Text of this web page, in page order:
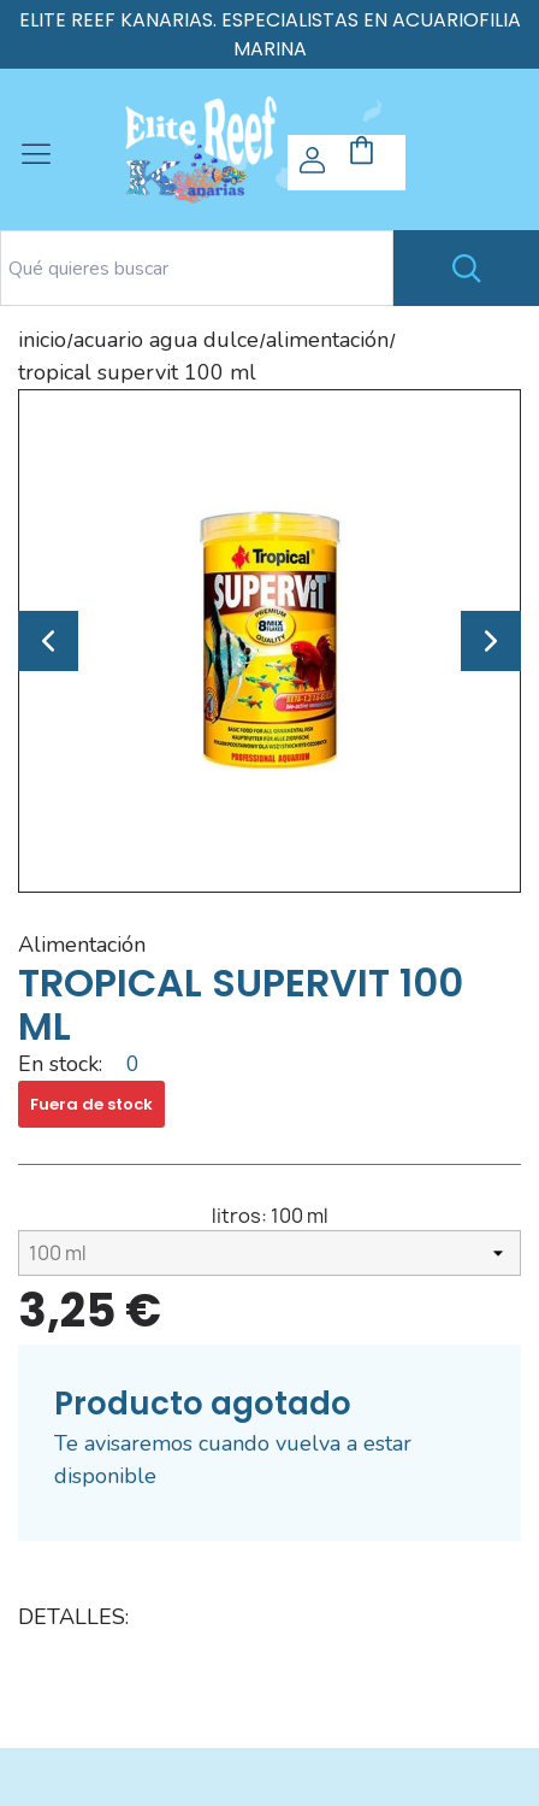
ELITE REEF KANARIAS. ESPECIALISTAS EN ACUARIOFILIA
MARINA
inicio/acuario agua dulce/alimentación/
tropical supervit 100 ml
alimentación
TROPICAL SUPERVIT 100
ML
En stock: 0
Fuera de stock
litros: 100 ml
3,25 €
Producto agotado
Te avisaremos cuando vuelva a estar
disponible
DETALLES: